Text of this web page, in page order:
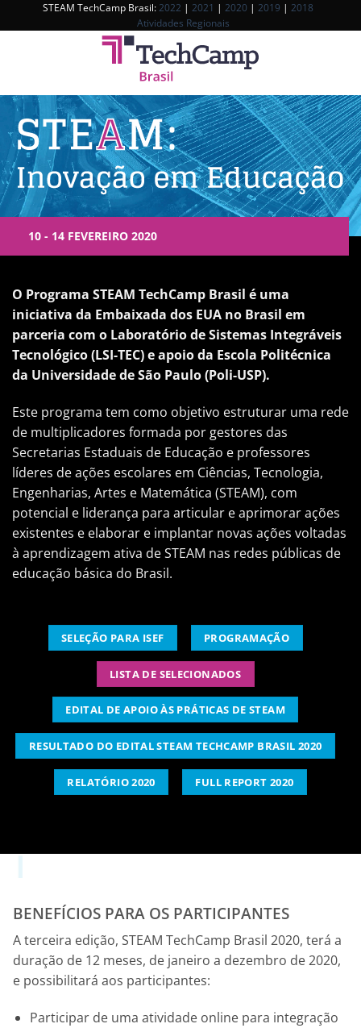
to
STEAM TechCamp Brasil:2022 | 2021 | 2020 | 2019 | 2018
Atividades Regionais
10 - 14 FEVEREIRO 2020
O Programa STEAM TechCamp Brasil é uma
iniciativa da Embaixada dos EUA no Brasil em
parceria com o Laboratório de Sistemas Integráveis
Tecnológico (LSI-TEC) e apoio da Escola Politécnica
da Universidade de São Paulo (Poli-USP).
Este programa tem como objetivo estruturar uma rede
de multiplicadores formada por gestores das
Secretarias Estaduais de Educação e professores
líderes de ações escolares em Ciências, Tecnologia,
Engenharias, Artes e Matemática (STEAM), com
potencial e liderança para articular e aprimorar ações
existentes e elaborar e implantar novas ações voltadas
à aprendizagem ativa de STEAM nas redes públicas de
educação básica do Brasil.
SELEÇÃO PARA ISEF PROGRAMAÇÃO
LISTA DE SELECIONADOS
EDITAL DE APOIO ÀS PRÁTICAS DE STEAM
RESULTADO DO EDITAL STEAM TECHCAMP BRASIL 2020
RELATÓRIO 2020 FULL REPORT 2020
BENEFÍCIOS PARA OS PARTICIPANTES
A terceira edição, STEAM TechCamp Brasil 2020, terá a
duração de 12 meses, de janeiro a dezembro de 2020,
e possibilitará aos participantes:
Participar de uma atividade online para integração